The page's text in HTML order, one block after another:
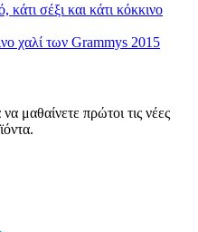
σέξι και κάτι κόκκινο
χαλί των Grammys 2015
μαθαίνετε πρώτοι τις νέες